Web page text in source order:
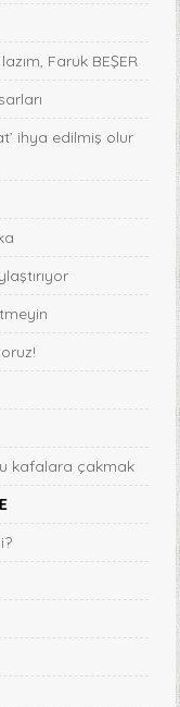
Faruk BEŞER
ihya edilmiş olur
kafalara çakmak